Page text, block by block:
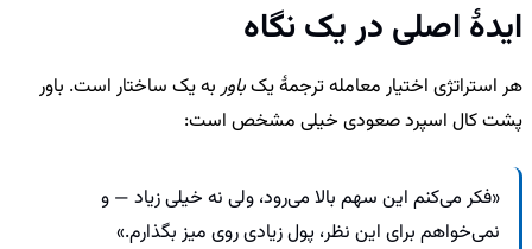
ایدهٔ اصلی در یک نگاه
هر استراتژی اختیار معامله ترجمهٔ یکباوربه یک ساختار است. باور
پشت کال اسپرد صعودی خیلی مشخص است:
«فکر می‌کنم این سهم بالا می‌رود، ولی نه خیلی زیاد — و
نمی‌خواهم برای این نظر، پول زیادی روی میز بگذارم.»